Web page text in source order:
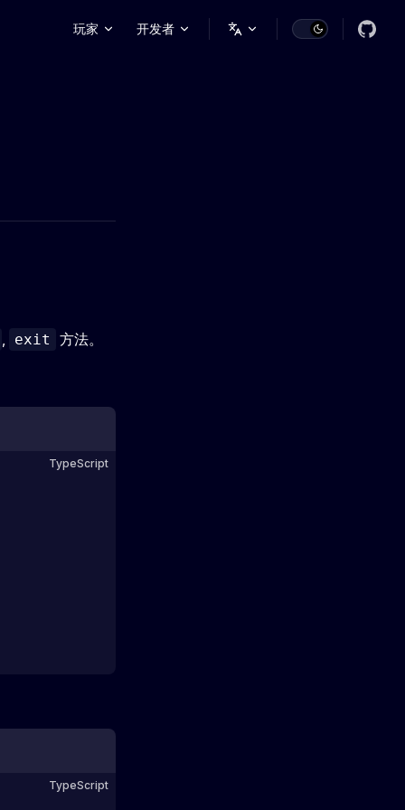
玩家 开发者
, exit 方法。
TypeScript
TypeScript